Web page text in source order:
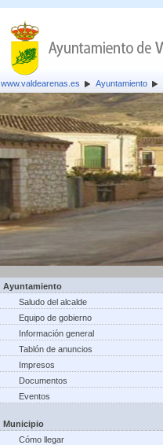
www.valdearenas.es Ayuntamiento
Ayuntamiento
Saludo del alcalde
Equipo de gobierno
Información general
Tablón de anuncios
Impresos
Documentos
Eventos
Municipio
Cómo llegar